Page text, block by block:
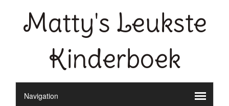
Matty's Leukste
Kinderboek